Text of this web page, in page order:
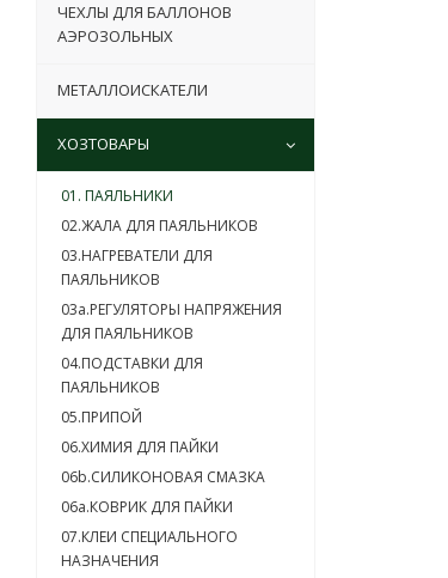
ЧЕХЛЫ ДЛЯ БАЛЛОНОВ
АЭРОЗОЛЬНЫХ
МЕТАЛЛОИСКАТЕЛИ
ХОЗТОВАРЫ
01. ПАЯЛЬНИКИ
02.ЖАЛА ДЛЯ ПАЯЛЬНИКОВ
03.НАГРЕВАТЕЛИ ДЛЯ
ПАЯЛЬНИКОВ
03a.РЕГУЛЯТОРЫ НАПРЯЖЕНИЯ
ДЛЯ ПАЯЛЬНИКОВ
04.ПОДСТАВКИ ДЛЯ
ПАЯЛЬНИКОВ
05.ПРИПОЙ
06.ХИМИЯ ДЛЯ ПАЙКИ
06b.СИЛИКОНОВАЯ СМАЗКА
06a.КОВРИК ДЛЯ ПАЙКИ
07.КЛЕИ СПЕЦИАЛЬНОГО
НАЗНАЧЕНИЯ